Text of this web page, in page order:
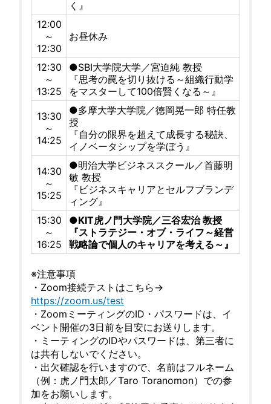
く』
12:00
～
12:30
お昼休み
12:30
～
13:25
●SBI大学院大学／宮迫純 教授
『思考の罠を切り抜ける～組織行動学
をマスターして100倍賢くなる～』
13:30
～
14:25
●多摩大学大学院／徳岡晃一郎 特任教
授
『自分の限界を超えて成長する秘訣、
イノベータシップを学ぼう』
14:30
～
15:25
●明治大学ビジネススクール／首藤明
敏 教授
『ビジネスキャリアとセルフブランデ
ィング』
15:30
～
16:25
●KIT虎ノ門大学院／三谷宏治 教授
『ストラテジー・オブ・ライフ～経営
戦略論で個人のキャリアを考える～』
※注意事項
・Zoom接続テストはこちら→
https://zoom.us/test
・ZoomミーティングのID・パスワードは、イ
ベント開催の3日前を目安にお送りします。
・ミーティングのIDやパスワードは、第三者に
は共有しないでください。
・出欠確認を行いますので、名前はフルネーム
（例：虎ノ門太郎／Taro Toranomon）での参
加をお願いします。